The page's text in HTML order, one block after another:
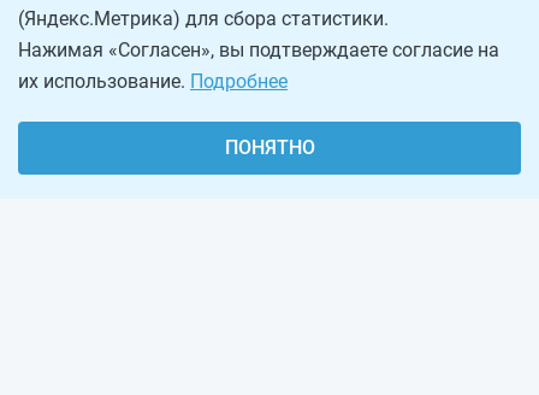
(Яндекс.Метрика) для сбора статистики.
Нажимая «Согласен», вы подтверждаете согласие на
их использование. Подробнее
ПОНЯТНО